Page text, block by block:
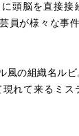
頭脳を直接接
員が様々な事
風の組織名ル
れて来るミス